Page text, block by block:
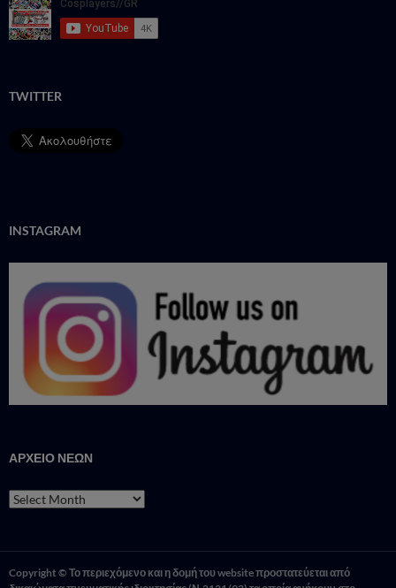
TWITTER
INSTAGRAM
ΑΡΧΕΙΟ ΝΕΩΝ
ΑΡΧΕΙΟ
ΝΕΩΝ
Copyright © Το περιεχόμενο και η δομή του website προστατεύεται από